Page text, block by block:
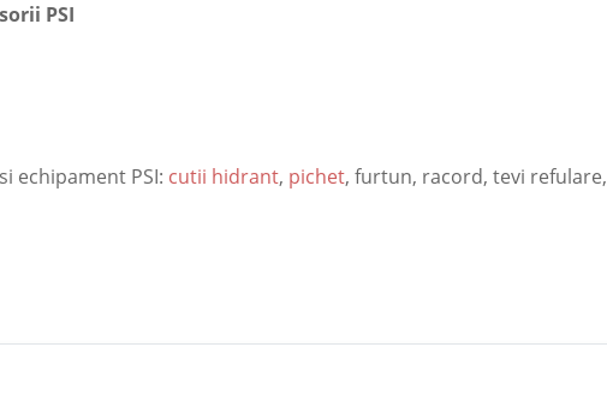
PSI
echipament PSI: cutii hidrant, pichet, furtun, racord, tevi refulare,